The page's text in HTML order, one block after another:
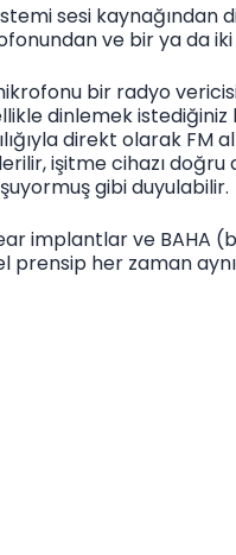
sesi
ve bir ya da iki
bir radyo
dinlemek istediğiniz
direkt olarak FM
işitme cihazı
gibi duyulabilir.
implantlar ve BAHA
prensip her zaman